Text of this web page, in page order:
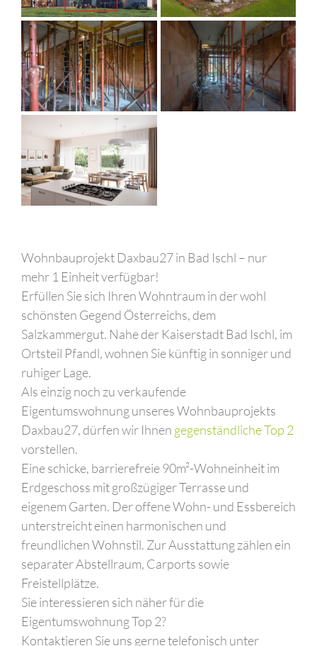
Wohnbauprojekt Daxbau27 in Bad Ischl – nur
mehr 1 Einheit verfügbar!
Erfüllen Sie sich Ihren Wohntraum in der wohl
schönsten Gegend Österreichs, dem
Salzkammergut. Nahe der Kaiserstadt Bad Ischl, im
Ortsteil Pfandl, wohnen Sie künftig in sonniger und
ruhiger Lage.
Als einzig noch zu verkaufende
Eigentumswohnung unseres Wohnbauprojekts
Daxbau27, dürfen wir Ihnen gegenständliche Top 2
vorstellen.
Eine schicke, barrierefreie 90m²-Wohneinheit im
Erdgeschoss mit großzügiger Terrasse und
eigenem Garten. Der offene Wohn- und Essbereich
unterstreicht einen harmonischen und
freundlichen Wohnstil. Zur Ausstattung zählen ein
separater Abstellraum, Carports sowie
Freistellplätze.
Sie interessieren sich näher für die
Eigentumswohnung Top 2?
Kontaktieren Sie uns gerne telefonisch unter